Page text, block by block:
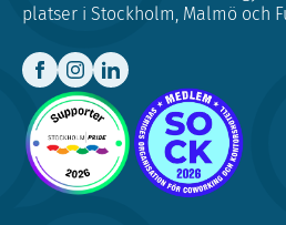
platser i Stockholm, Malmö och